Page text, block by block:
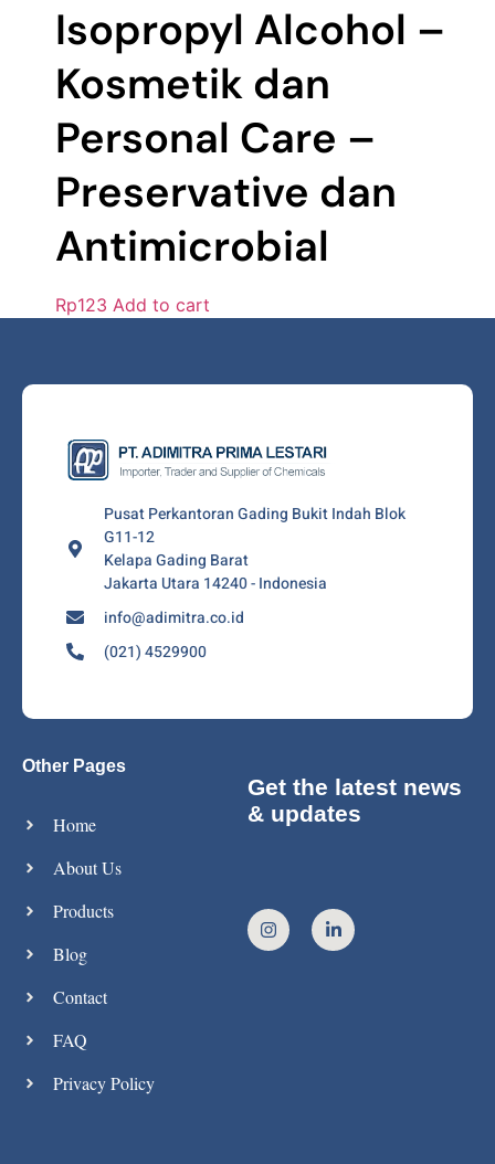
Isopropyl Alcohol –
Kosmetik dan
Personal Care –
Preservative dan
Antimicrobial
Rp123 Add to cart
Pusat Perkantoran Gading Bukit Indah Blok
G11-12
Kelapa Gading Barat
Jakarta Utara 14240 - Indonesia
info@adimitra.co.id
(021) 4529900
Other Pages
Home
About Us
Products
Blog
Contact
FAQ
Privacy Policy
Get the latest news
& updates